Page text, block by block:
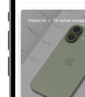
Новости • 19 часов назад